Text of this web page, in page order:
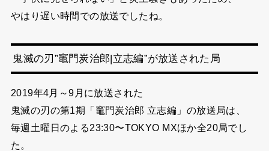
やはり遅い時間での放送でしたね。
鬼滅の刃”竈門炭治郎|立志編”が放送された局
2019年4月～9月に放送された
鬼滅の刃の第1期「竈門炭治郎 立志編」の放送局は、
毎週土曜日のよる23:30〜TOKYO MXほか全20局でし
た。